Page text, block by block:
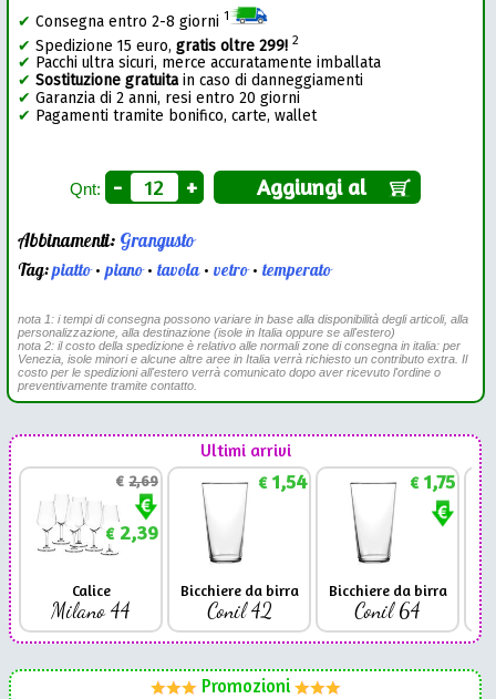
✔ Consegna entro 2-8 giorni 1
✔ Spedizione 15 euro,gratis oltre 299! 2
✔ Pacchi ultra sicuri, merce accuratamente imballata
✔ Sostituzione gratuitain caso di danneggiamenti
✔ Garanzia di 2 anni, resi entro 20 giorni
✔ Pagamenti tramite bonifico, carte, wallet
Qnt: - + Aggiungi al
Abbinamenti: Grangusto
Tag:piatto•piano•tavola•vetro•temperato
nota 1: i tempi di consegna possono variare in base alla disponibilità degli articoli, alla
personalizzazione, alla destinazione (isole in Italia oppure se all'estero)
nota 2: il costo della spedizione è relativo alle normali zone di consegna in italia: per
Venezia, isole minori e alcune altre aree in Italia verrà richiesto un contributo extra. Il
costo per le spedizioni all'estero verrà comunicato dopo aver ricevuto l'ordine o
preventivamente tramite contatto.
Ultimi arrivi
€2,69
€2,39
Calice
Milano 44
€1,54
Bicchiere da birra
Conil 42
€1,75
Bicchiere da birra
Conil 64
Promozioni